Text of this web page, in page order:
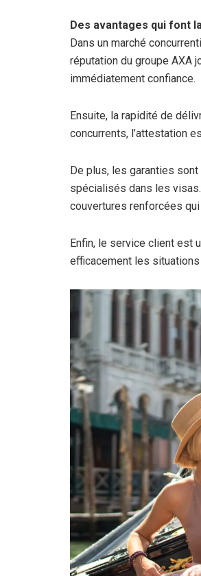
Des avantages qui font
Dans un marché
réputation du groupe AXA
immédiatement confiance.
Ensuite, la rapidité de
concurrents, l’attestation
De plus, les garanties
spécialisés dans les
couvertures renforcées
Enfin, le service client est
efficacement les situations